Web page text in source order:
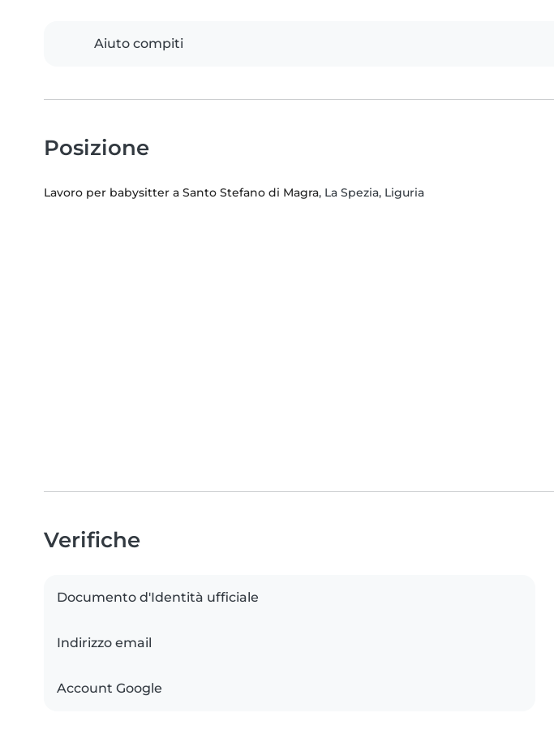
Aiuto compiti
Posizione
Lavoro per babysitter a Santo Stefano di Magra, La Spezia, Liguria
Verifiche
Documento d'Identità ufficiale
Indirizzo email
Account Google